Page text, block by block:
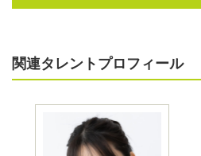
関連タレントプロフィール